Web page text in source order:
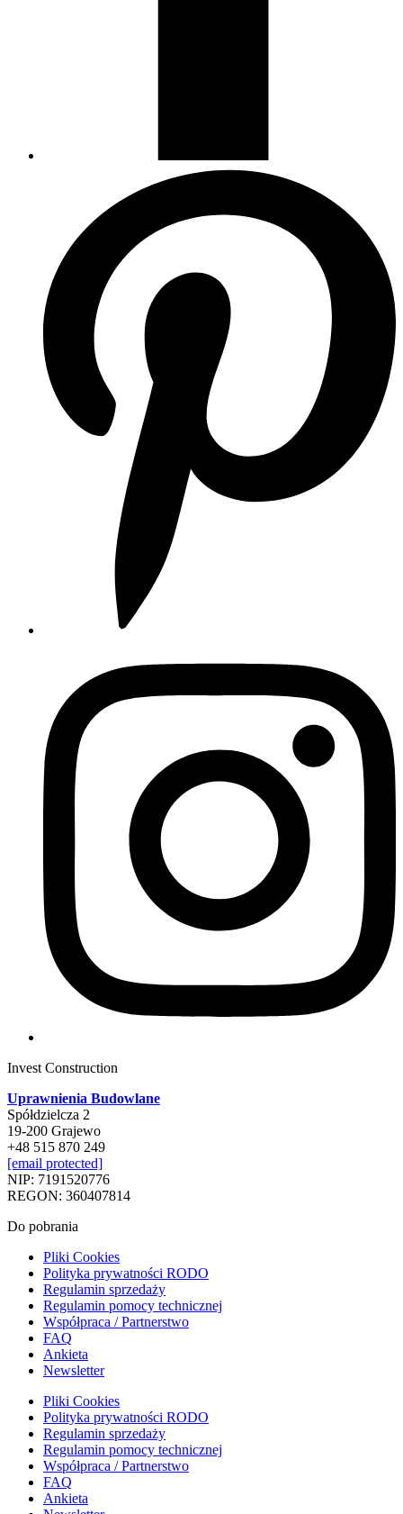
Invest Construction
Uprawnienia Budowlane
Spółdzielcza 2
19-200 Grajewo
+48 515 870 249
[email protected]
NIP: 7191520776
REGON: 360407814
Do pobrania
Pliki Cookies
Polityka prywatności RODO
Regulamin sprzedaży
Regulamin pomocy technicznej
Współpraca / Partnerstwo
FAQ
Ankieta
Newsletter
Pliki Cookies
Polityka prywatności RODO
Regulamin sprzedaży
Regulamin pomocy technicznej
Współpraca / Partnerstwo
FAQ
Ankieta